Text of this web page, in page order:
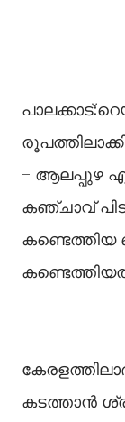
– ആലപ്പുഴ
കഞ്ചാവ്
കണ്ടെത്തിയ
കടത്താൻ